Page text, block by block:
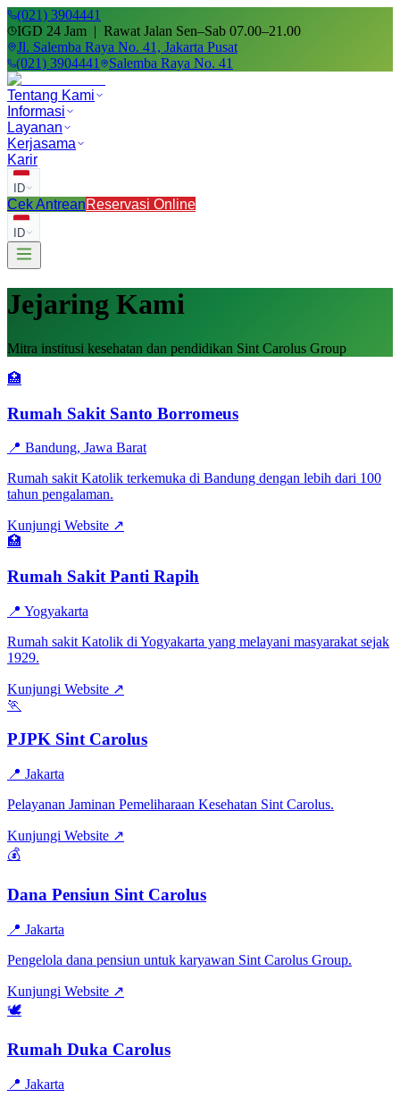
(021) 3904441
IGD 24 Jam | Rawat Jalan Sen–Sab 07.00–21.00
Jl. Salemba Raya No. 41, Jakarta Pusat
(021) 3904441
Salemba Raya No. 41
Tentang Kami
Informasi
Layanan
Kerjasama
Karir
ID
Cek AntreanReservasi Online
ID
Jejaring Kami
Mitra institusi kesehatan dan pendidikan Sint Carolus Group
🏥
Rumah Sakit Santo Borromeus
📍 Bandung, Jawa Barat
Rumah sakit Katolik terkemuka di Bandung dengan lebih dari 100
tahun pengalaman.
Kunjungi Website ↗
🏥
Rumah Sakit Panti Rapih
📍 Yogyakarta
Rumah sakit Katolik di Yogyakarta yang melayani masyarakat sejak
1929.
Kunjungi Website ↗
🏃
PJPK Sint Carolus
📍 Jakarta
Pelayanan Jaminan Pemeliharaan Kesehatan Sint Carolus.
Kunjungi Website ↗
💰
Dana Pensiun Sint Carolus
📍 Jakarta
Pengelola dana pensiun untuk karyawan Sint Carolus Group.
Kunjungi Website ↗
🕊️
Rumah Duka Carolus
📍 Jakarta